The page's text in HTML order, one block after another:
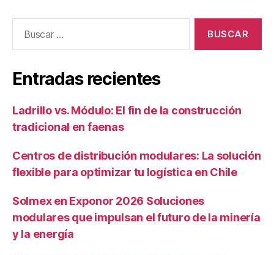
Entradas recientes
Ladrillo vs. Módulo: El fin de la construcción
tradicional en faenas
Centros de distribución modulares: La solución
flexible para optimizar tu logística en Chile
Solmex en Exponor 2026 Soluciones
modulares que impulsan el futuro de la minería
y la energía